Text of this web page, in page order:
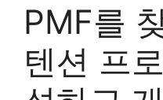
PMF를
텐션 프